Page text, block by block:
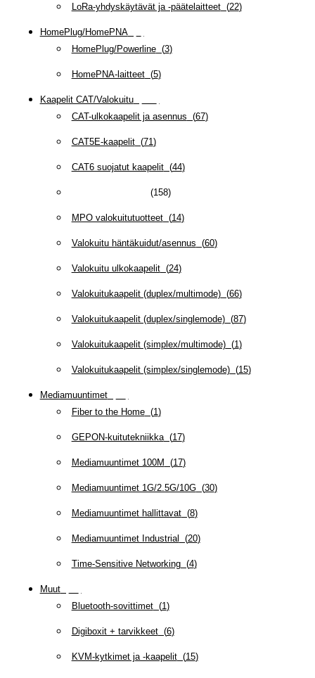
LoRa-yhdyskäytävät ja -päätelaitteet(22)
HomePlug/HomePNA(
HomePlug/Powerline(3)
HomePNA-laitteet(5)
Kaapelit CAT/Valokuitu(
CAT-ulkokaapelit ja asennus (67)
CAT5E-kaapelit(71 )
CAT6 suojatut kaapelit(44)
(158)
MPO valokuitutuotteet(14)
Valokuitu häntäkuidut/asennus (60)
Valokuitu ulkokaapelit(24)
Valokuitukaapelit (duplex/multimode)(66)
Valokuitukaapelit (duplex/singlemode)(87)
Valokuitukaapelit (simplex/multimode)(1 )
Valokuitukaapelit (simplex/singlemode)(15)
Mediamuuntimet(
Fiber to the Home(1 )
GEPON-kuitutekniikka(17)
Mediamuuntimet 100M (17)
Mediamuuntimet 1G/2.5G/10G(30)
Mediamuuntimet hallittavat(8)
Mediamuuntimet Industrial (20)
Time-Sensitive Networking(4)
Muut(
Bluetooth-sovittimet(1 )
Digiboxit + tarvikkeet(6)
KVM-kytkimet ja -kaapelit(15)